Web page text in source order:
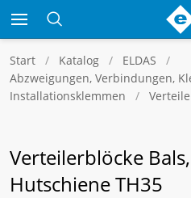
Start Katalog
ELDAS
Abzweigungen, Verbindungen,
Installationsklemmen
Verteilerblöcke
Hutschiene TH35